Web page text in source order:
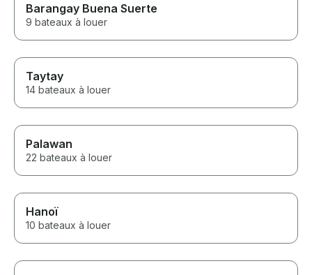
Barangay Buena Suerte
9 bateaux à louer
Taytay
14 bateaux à louer
Palawan
22 bateaux à louer
Hanoï
10 bateaux à louer